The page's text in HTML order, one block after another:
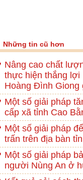
Những tin cũ hơn
Nâng cao chất
thực hiện thắng lợi
Hoàng Đình Giong
Một số giải pháp
cấp xã tỉnh Cao
Một số giải pháp
trấn trên địa bàn
Một số giải pháp
người Nùng An ở